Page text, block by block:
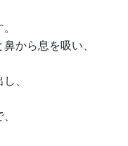
から息を吸い、
、